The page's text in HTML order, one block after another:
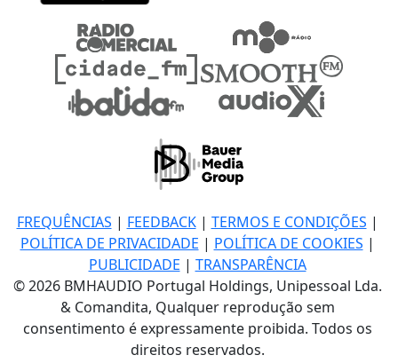
FREQUÊNCIAS | FEEDBACK| TERMOS E CONDIÇÕES |
POLÍTICA DE PRIVACIDADE | POLÍTICA DE COOKIES |
PUBLICIDADE | TRANSPARÊNCIA
© 2026 BMHAUDIO Portugal Holdings, Unipessoal Lda.
& Comandita, Qualquer reprodução sem
consentimento é expressamente proibida. Todos os
direitos reservados.